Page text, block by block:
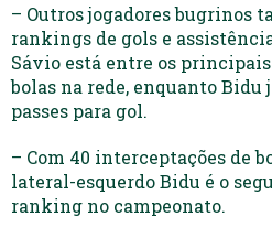
– Outros jogadores bugrinos
rankings de gols e
Sávio está entre os
bolas na rede, enquanto
passes para gol.
– Com 40 interceptações de
lateral-esquerdo Bidu é o
ranking no campeonato.